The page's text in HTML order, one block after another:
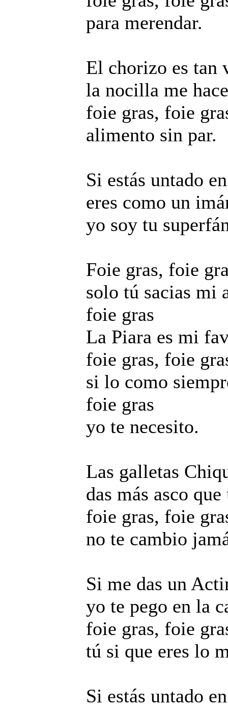
para merendar.
El chorizo es tan
la nocilla me
foie gras, foie
alimento sin par.
Si estás untado
eres como un
yo soy tu
Foie gras, foie
solo tú sacias mi
foie gras
La Piara es mi
foie gras, foie
si lo como
foie gras
yo te necesito.
Las galletas
das más asco
foie gras, foie
no te cambio
Si me das un
yo te pego en la
foie gras, foie
tú si que eres lo
Si estás untado